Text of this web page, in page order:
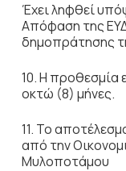
Έχει ληφθεί
Απόφαση της
δημοπράτησης
10. Η προθεσμία
οκτώ (8) μήνες.
11. Το
από την
Μυλοποτάμου